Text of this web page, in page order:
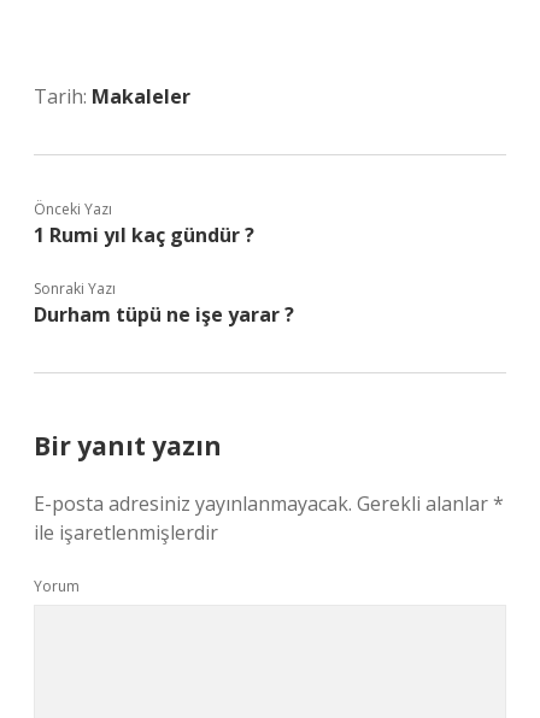
Tarih: Makaleler
Önceki Yazı
1 Rumi yıl kaç gündür ?
Sonraki Yazı
Durham tüpü ne işe yarar ?
Bir yanıt yazın
E-posta adresiniz yayınlanmayacak. Gerekli alanlar*
ile işaretlenmişlerdir
Yorum